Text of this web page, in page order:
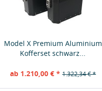
Model X Premium Aluminium
Kofferset schwarz...
ab 1.210,00 € * 1.322,34 € *